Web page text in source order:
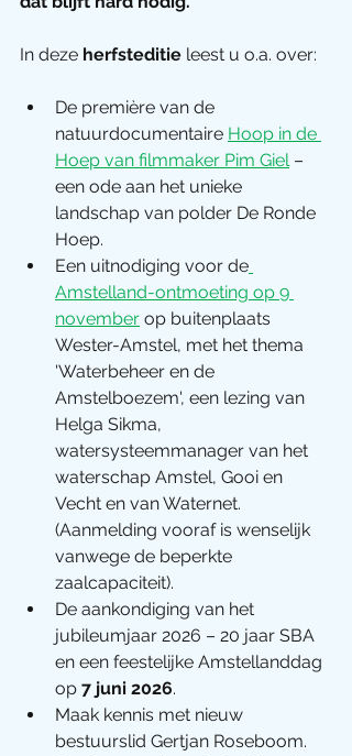
In deze herfsteditie leest u o.a. over:
De première van de
natuurdocumentaire Hoop in de
Hoep van filmmaker Pim Giel –
een ode aan het unieke
landschap van polder De Ronde
Hoep.
Een uitnodiging voor de
Amstelland-ontmoeting op 9
november op buitenplaats
Wester-Amstel, met het thema
'Waterbeheer en de
Amstelboezem', een lezing van
Helga Sikma,
watersysteemmanager van het
waterschap Amstel, Gooi en
Vecht en van Waternet.
(Aanmelding vooraf is wenselijk
vanwege de beperkte
zaalcapaciteit).
De aankondiging van het
jubileumjaar 2026 – 20 jaar SBA
en een feestelijke Amstellanddag
op 7 juni 2026.
Maak kennis met nieuw
bestuurslid Gertjan Roseboom.